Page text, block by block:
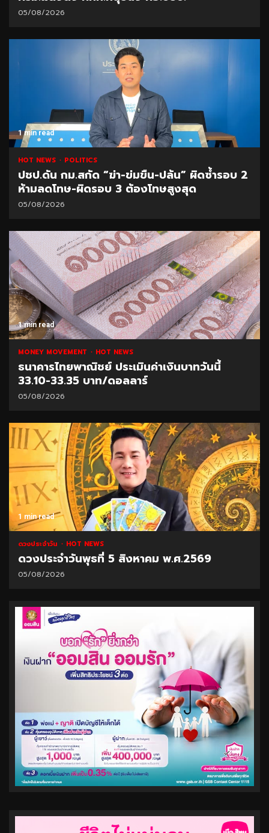
05/08/2026
1 min read
HOT NEWS POLITICS
ปชป.ดัน กม.สกัด “ฆ่า-ข่มขืน-ปล้น” ผิดซ้ำรอบ 2
ห้ามลดโทษ-ผิดรอบ 3 ต้องโทษสูงสุด
05/08/2026
1 min read
MONEY MOVEMENT HOT NEWS
ธนาคารไทยพาณิชย์ ประเมินค่าเงินบาทวันนี้
33.10-33.35 บาท/ดอลลาร์
05/08/2026
1 min read
ดวงประจำวัน HOT NEWS
ดวงประจำวันพุธที่ 5 สิงหาคม พ.ศ.2569
05/08/2026